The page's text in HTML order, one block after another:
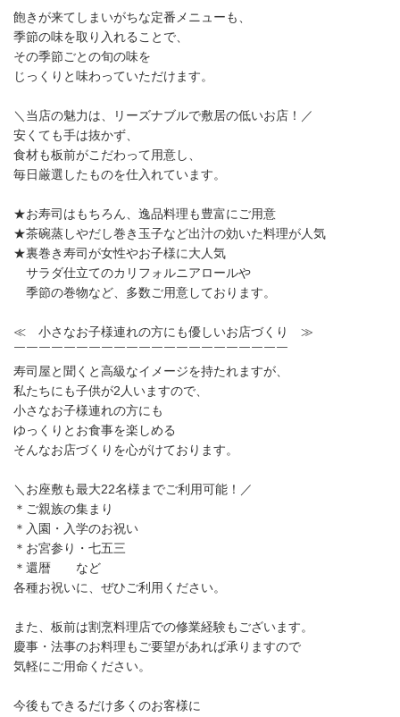
飽きが来てしまいがちな定番メニューも、
季節の味を取り入れることで、
その季節ごとの旬の味を
じっくりと味わっていただけます。
＼当店の魅力は、リーズナブルで敷居の低いお店！／
安くても手は抜かず、
食材も板前がこだわって用意し、
毎日厳選したものを仕入れています。
★お寿司はもちろん、逸品料理も豊富にご用意
★茶碗蒸しやだし巻き玉子など出汁の効いた料理が人気
★裏巻き寿司が女性やお子様に大人気
サラダ仕立てのカリフォルニアロールや
季節の巻物など、多数ご用意しております。
≪ 小さなお子様連れの方にも優しいお店づくり ≫
￣￣￣￣￣￣￣￣￣￣￣￣￣￣￣￣￣￣￣￣￣￣
寿司屋と聞くと高級なイメージを持たれますが、
私たちにも子供が2人いますので、
小さなお子様連れの方にも
ゆっくりとお食事を楽しめる
そんなお店づくりを心がけております。
＼お座敷も最大22名様までご利用可能！／
＊ご親族の集まり
＊入園・入学のお祝い
＊お宮参り・七五三
＊還暦 など
各種お祝いに、ぜひご利用ください。
また、板前は割烹料理店での修業経験もございます。
慶事・法事のお料理もご要望があれば承りますので
気軽にご用命ください。
今後もできるだけ多くのお客様に